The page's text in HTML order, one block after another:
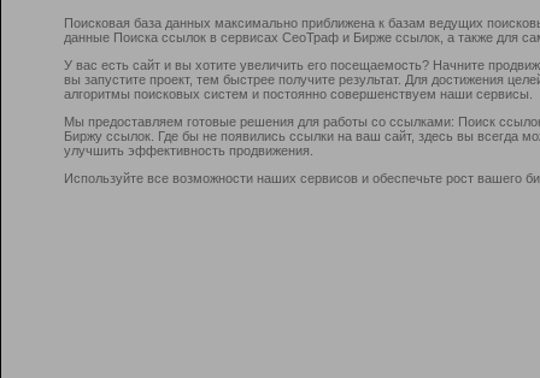
Поисковая база данных максимально приближена к базам ведущих
данные Поиска ссылок в сервисах СеоТраф и Бирже ссылок, а также для
У вас есть сайт и вы хотите увеличить его посещаемость? Начните
вы запустите проект, тем быстрее получите результат. Для достижения
алгоритмы поисковых систем и постоянно совершенствуем наши сервисы.
Мы предоставляем готовые решения для работы со ссылками: Поиск
Биржу ссылок. Где бы не появились ссылки на ваш сайт, здесь вы всегда
улучшить эффективность продвижения.
Используйте все возможности наших сервисов и обеспечьте рост вашего